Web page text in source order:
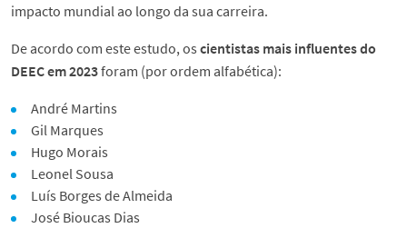
impacto mundial ao longo da sua carreira.
De acordo com este estudo, os cientistas mais influentes do
DEEC em 2023foram (por ordem alfabética):
André Martins
Gil Marques
Hugo Morais
Leonel Sousa
Luís Borges de Almeida
José Bioucas Dias